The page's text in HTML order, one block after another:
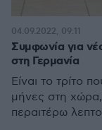
Συμφωνία για
στη Γερμανία
Είναι το τρίτο
μήνες στη
περαιτέρω
04.09.2022, 09:11